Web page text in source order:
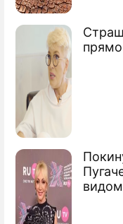
видом
Пугачевой